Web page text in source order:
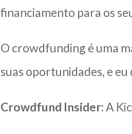
financiamento para os
O crowdfunding é uma
suas oportunidades, e
Crowdfund Insider:A